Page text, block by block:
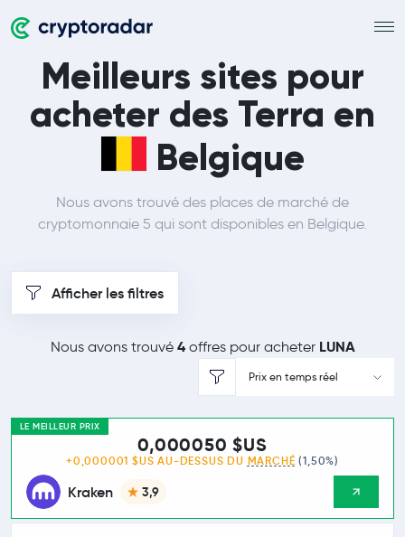
Meilleurs sites pour
acheter des Terra en
Belgique
Nous avons trouvé des places de marché de
cryptomonnaie 5 qui sont disponibles en Belgique.
Afficher les filtres
Nous avons trouvé 4offres pour acheter LUNA
Prix en temps réel
LE MEILLEUR PRIX
Kraken 3,9
0,000050 $US
+0,000001 $US AU-DESSUS DU MARCHÉ (1,50%)